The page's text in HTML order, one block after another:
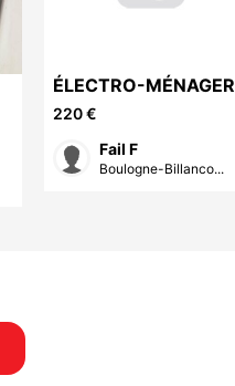
ÉLECTRO-MÉNAGER
220 €
Fail F
Boulogne-Billanco...